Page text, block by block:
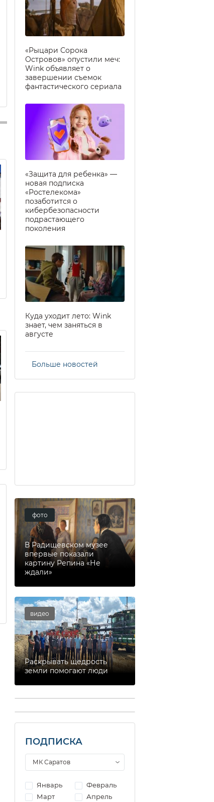
«Рыцари Сорока
Островов» опустили меч:
Wink объявляет о
завершении съемок
фантастического сериала
«Защита для ребенка» —
новая подписка
«Ростелекома»
позаботится о
кибербезопасности
подрастающего
поколения
Куда уходит лето: Wink
знает, чем заняться в
августе
Больше новостей
фото
В Радищевском музее
впервые показали
картину Репина «Не
ждали»
видео
Раскрывать щедрость
земли помогают люди
ПОДПИСКА
Январь
Февраль
Март
Апрель